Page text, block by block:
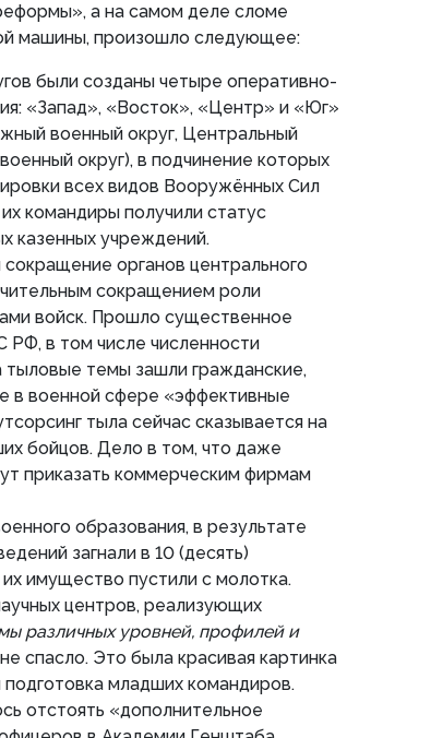
а на самом деле сломе
машины, произошло следующее:
были созданы четыре оперативно-
«Запад», «Восток», «Центр» и «Юг»
военный округ, Центральный
округ), в подчинение которых
всех видов Вооружённых Сил
командиры получили статус
казенных учреждений.
органов центрального
сокращением роли
войск. Прошло существенное
в том числе численности
темы зашли гражданские,
в военной сфере «эффективные
тыла сейчас сказывается на
бойцов. Дело в том, что даже
приказать коммерческим фирмам
образования, в результате
загнали в 10 (десять)
имущество пустили с молотка.
центров, реализующих
различных уровней, профилей и
спасло. Это была красивая картинка
младших командиров.
отстоять «дополнительное